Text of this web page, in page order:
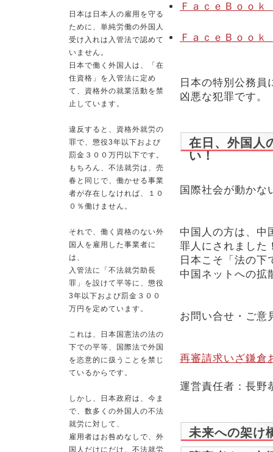
ＦａｃｅＢｏｏ
ＦａｃｅＢｏｏ
日本の特別公務
凶悪な犯罪です。
在日、外国人
い！
国際社会が動かな
中国人の方は、中
罪人にされました
日本こそ「法の
中国ネットへの拡
お問い合せ・ご意
再審請求いざ鎌倉
運営責任者：長野
未来への架け
日本は日本人の雇用を守る
ために、単純労働の外国人
受け入れは入管法で認めて
いません。
日本で働く外国人は、「在
住資格」を入管法に定め
て、資格外の就業活動を禁
止しています。
違反すると、資格外就労の
罪で、懲役3年以下および
罰金３００万円以下です。
もちろん、不法就労は、売
春と同じで、働かせる事業
者が存在しなければ、１０
０％働けません。
それで、働く資格のない外
国人を雇用した事業者に
は、
入管法に「不法就労助長
罪」を設けて平等に、懲役
3年以下および罰金３００
万円を定めています。
これは、日本国憲法の法の
下での平等、国際法で外国
を恣意的に扱うことを禁じ
ているからです。
しかし、日本政府は、今ま
で、数多くの外国人の不法
就労に対して、
雇用者はお咎めなしで、外
国人だけにだけ、不法就労